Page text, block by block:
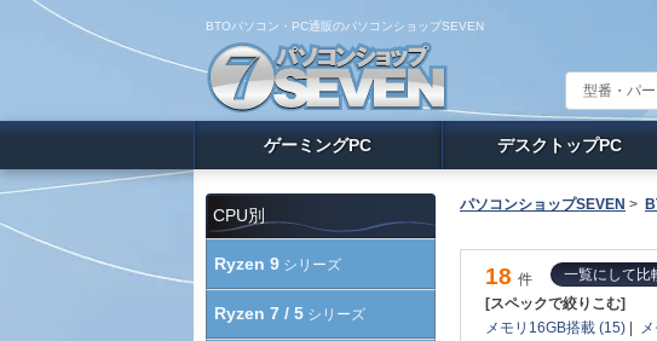
BTOパソコン・PC通販のパソコンショップSEVEN
ゲーミングPC デスクトップPC
パソコンショップSEVEN >
18 件
一覧にして比
[スペックで絞りこむ]
メモリ16GB搭載 (15) |
CPU別
Ryzen 9 シリーズ
Ryzen 7 / 5 シリーズ